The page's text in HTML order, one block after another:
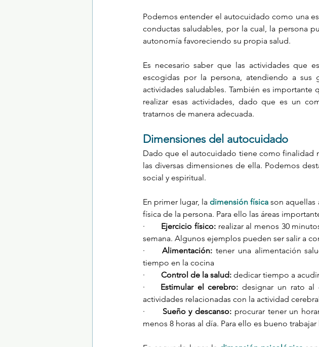
Podemos entender el autocuidado como una
conductas saludables, por la cual, la persona
autonomía favoreciendo su propia salud.
Es necesario saber que las actividades que
escogidas por la persona, atendiendo a sus
actividades saludables. También es
realizar esas actividades, dado que es un
tratarnos de manera adecuada.
Dimensiones del autocuidado
Dado que el autocuidado tiene como finalidad
las diversas dimensiones de ella. Podemos
social y espiritual.
En primer lugar, la dimensión física son aquellas
física de la persona. Para ello las áreas
· Ejercicio físico: realizar al menos 30
semana. Algunos ejemplos pueden ser salir a
· Alimentación: tener una alimentación
tiempo en la cocina
· Control de la salud: dedicar tiempo a
· Estimular el cerebro: designar un rato al
actividades relacionadas con la actividad cerebral
· Sueño y descanso: procurar tener un
menos 8 horas al día. Para ello es bueno